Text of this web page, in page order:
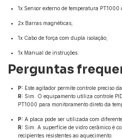
1x Sensor externo de temperatura PT1000
2x Barras magnéticas;
1x Cabo de força com dupla isolação;
1x Manual de instruções.
Perguntas
P: Este agitador permite controle preciso
R: Sim. O equipamento utiliza controle
PT1000 para monitoramento direto da
P: A placa pode ser utilizada com
R: Sim. A superfície de vidro cerâmico é
recipientes resistentes ao aquecimento.